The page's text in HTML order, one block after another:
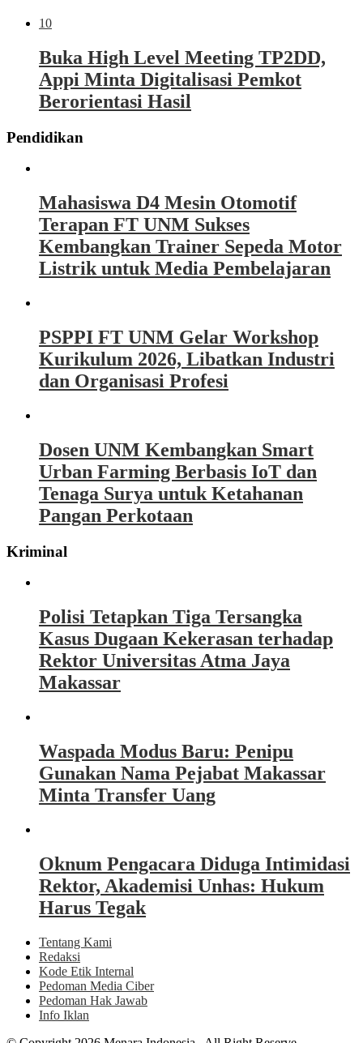
10
Buka High Level Meeting TP2DD,
Appi Minta Digitalisasi Pemkot
Berorientasi Hasil
Pendidikan
Mahasiswa D4 Mesin Otomotif
Terapan FT UNM Sukses
Kembangkan Trainer Sepeda Motor
Listrik untuk Media Pembelajaran
PSPPI FT UNM Gelar Workshop
Kurikulum 2026, Libatkan Industri
dan Organisasi Profesi
Dosen UNM Kembangkan Smart
Urban Farming Berbasis IoT dan
Tenaga Surya untuk Ketahanan
Pangan Perkotaan
Kriminal
Polisi Tetapkan Tiga Tersangka
Kasus Dugaan Kekerasan terhadap
Rektor Universitas Atma Jaya
Makassar
Waspada Modus Baru: Penipu
Gunakan Nama Pejabat Makassar
Minta Transfer Uang
Oknum Pengacara Diduga Intimidasi
Rektor, Akademisi Unhas: Hukum
Harus Tegak
Tentang Kami
Redaksi
Kode Etik Internal
Pedoman Media Ciber
Pedoman Hak Jawab
Info Iklan